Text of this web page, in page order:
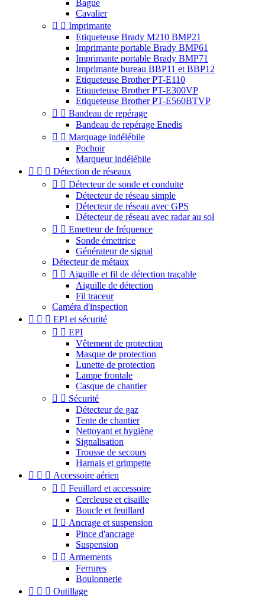
Bague
Cavalier
  Imprimante
Etiqueteuse Brady M210 BMP21
Imprimante portable Brady BMP61
Imprimante portable Brady BMP71
Imprimante bureau BBP11 et BBP12
Etiqueteuse Brother PT-E110
Etiqueteuse Brother PT-E300VP
Etiqueteuse Brother PT-E560BTVP
  Bandeau de repérage
Bandeau de repérage Enedis
  Marquage indélébile
Pochoir
Marqueur indélébile
   Détection de réseaux
  Détecteur de sonde et conduite
Détecteur de réseau simple
Détecteur de réseau avec GPS
Détecteur de réseau avec radar au sol
  Emetteur de fréquence
Sonde émettrice
Générateur de signal
Détecteur de métaux
  Aiguille et fil de détection traçable
Aiguille de détection
Fil traceur
Caméra d'inspection
   EPI et sécurité
  EPI
Vêtement de protection
Masque de protection
Lunette de protection
Lampe frontale
Casque de chantier
  Sécurité
Détecteur de gaz
Tente de chantier
Nettoyant et hygiène
Signalisation
Trousse de secours
Harnais et grimpette
   Accessoire aérien
  Feuillard et accessoire
Cercleuse et cisaille
Boucle et feuillard
  Ancrage et suspension
Pince d'ancrage
Suspension
  Armements
Ferrures
Boulonnerie
   Outillage